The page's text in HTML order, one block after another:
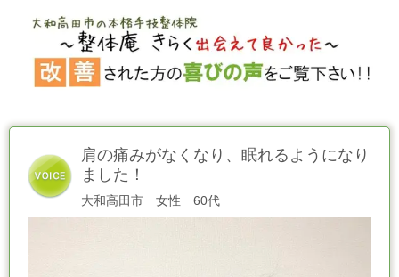
肩の痛みがなくなり、眠れるようになり
ました！
大和高田市 女性 60代